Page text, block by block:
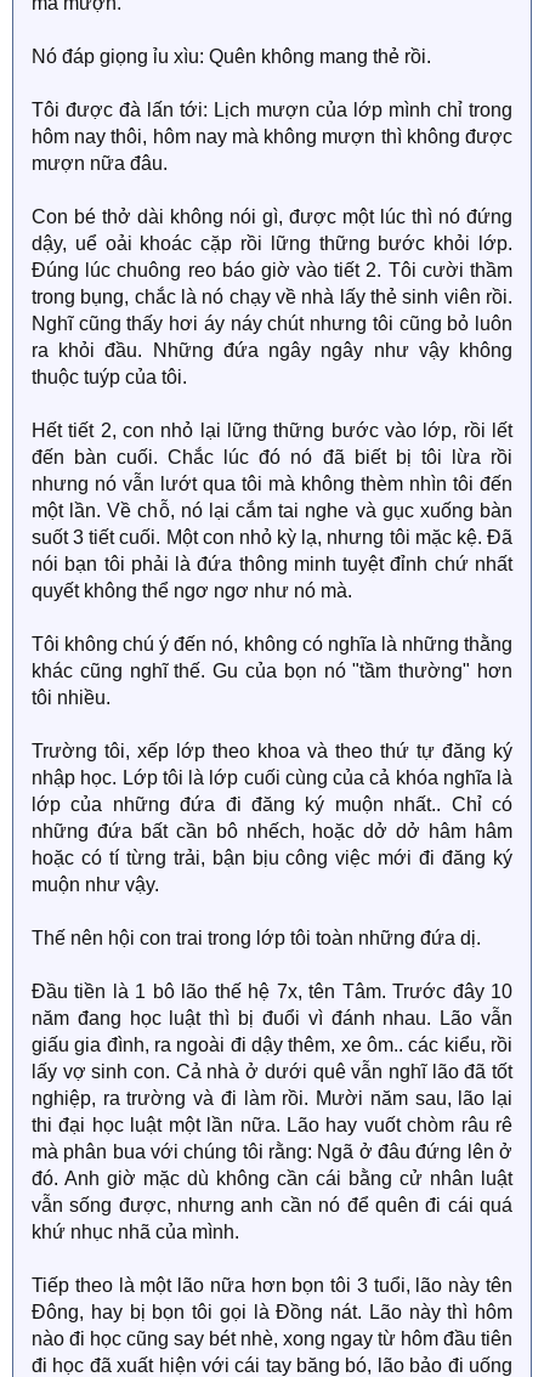
Nó đáp giọng ỉu xìu: Quên không mang thẻ rồi.
Tôi được đà lấn tới: Lịch mượn của lớp mình chỉ trong
hôm nay thôi, hôm nay mà không mượn thì không được
mượn nữa đâu.
Con bé thở dài không nói gì, được một lúc thì nó đứng
dậy, uể oải khoác cặp rồi lững thững bước khỏi lớp.
Đúng lúc chuông reo báo giờ vào tiết 2. Tôi cười thầm
trong bụng, chắc là nó chạy về nhà lấy thẻ sinh viên rồi.
Nghĩ cũng thấy hơi áy náy chút nhưng tôi cũng bỏ luôn
ra khỏi đầu. Những đứa ngây ngây như vậy không
thuộc tuýp của tôi.
Hết tiết 2, con nhỏ lại lững thững bước vào lớp, rồi lết
đến bàn cuối. Chắc lúc đó nó đã biết bị tôi lừa rồi
nhưng nó vẫn lướt qua tôi mà không thèm nhìn tôi đến
một lần. Về chỗ, nó lại cắm tai nghe và gục xuống bàn
suốt 3 tiết cuối. Một con nhỏ kỳ lạ, nhưng tôi mặc kệ. Đã
nói bạn tôi phải là đứa thông minh tuyệt đỉnh chứ nhất
quyết không thể ngơ ngơ như nó mà.
Tôi không chú ý đến nó, không có nghĩa là những thằng
khác cũng nghĩ thế. Gu của bọn nó "tầm thường" hơn
tôi nhiều.
Trường tôi, xếp lớp theo khoa và theo thứ tự đăng ký
nhập học. Lớp tôi là lớp cuối cùng của cả khóa nghĩa là
lớp của những đứa đi đăng ký muộn nhất.. Chỉ có
những đứa bất cần bô nhếch, hoặc dở dở hâm hâm
hoặc có tí từng trải, bận bịu công việc mới đi đăng ký
muộn như vậy.
Thế nên hội con trai trong lớp tôi toàn những đứa dị.
Đầu tiền là 1 bô lão thế hệ 7x, tên Tâm. Trước đây 10
năm đang học luật thì bị đuổi vì đánh nhau. Lão vẫn
giấu gia đình, ra ngoài đi dậy thêm, xe ôm.. các kiểu, rồi
lấy vợ sinh con. Cả nhà ở dưới quê vẫn nghĩ lão đã tốt
nghiệp, ra trường và đi làm rồi. Mười năm sau, lão lại
thi đại học luật một lần nữa. Lão hay vuốt chòm râu rê
mà phân bua với chúng tôi rằng: Ngã ở đâu đứng lên ở
đó. Anh giờ mặc dù không cần cái bằng cử nhân luật
vẫn sống được, nhưng anh cần nó để quên đi cái quá
khứ nhục nhã của mình.
Tiếp theo là một lão nữa hơn bọn tôi 3 tuổi, lão này tên
Đông, hay bị bọn tôi gọi là Đồng nát. Lão này thì hôm
nào đi học cũng say bét nhè, xong ngay từ hôm đầu tiên
đi học đã xuất hiện với cái tay băng bó, lão bảo đi uống